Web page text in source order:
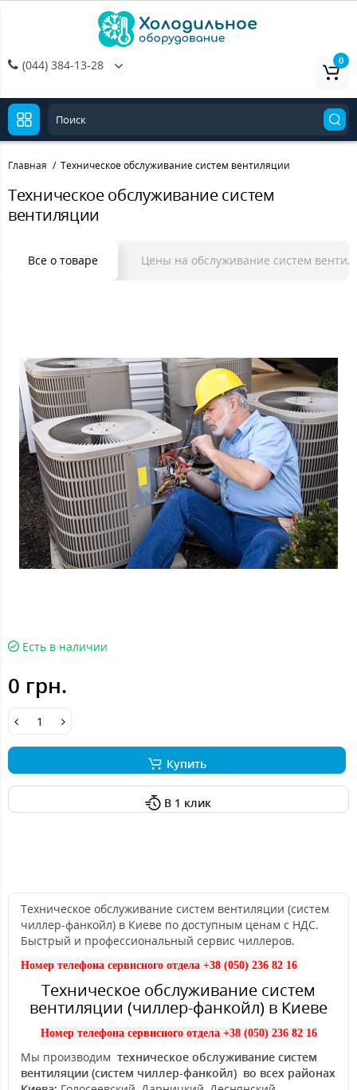
(044) 384-13-28 0
Главная Техническое обслуживание систем вентиляции
Техническое обслуживание систем
вентиляции
Все о товаре Цены на обслуживание систем
Есть в наличии
0 грн.
Купить
В 1 клик
Техническое обслуживание систем вентиляции (систем
чиллер-фанкойл) в Киеве по доступным ценам с НДС.
Быстрый и профессиональный сервис чиллеров.
Номер телефона сервисного отдела +38 (050) 236 82 16
Техническое обслуживание систем
вентиляции (чиллер-фанкойл) в Киеве
Номер телефона сервисного отдела +38 (050) 236 82 16
Мы производим техническое обслуживание систем
вентиляции (систем чиллер-фанкойл) во всех районах